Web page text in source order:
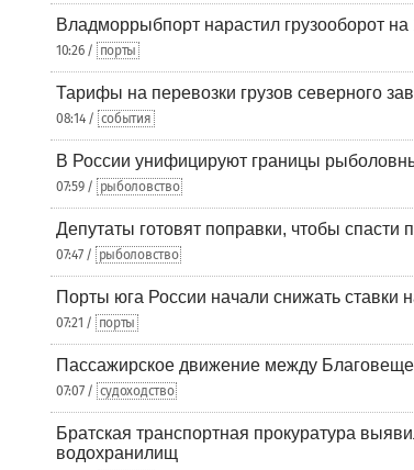
Владморрыбпорт нарастил грузооборот
10:26 / порты
Тарифы на перевозки грузов северного
08:14 / события
В России унифицируют границы
07:59 / рыболовство
Депутаты готовят поправки, чтобы
07:47 / рыболовство
Порты юга России начали снижать ставки
07:21 / порты
Пассажирское движение между
07:07 / судоходство
Братская транспортная прокуратура
водохранилищ